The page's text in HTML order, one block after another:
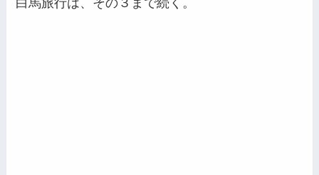
白馬旅行は、その３まで続く。